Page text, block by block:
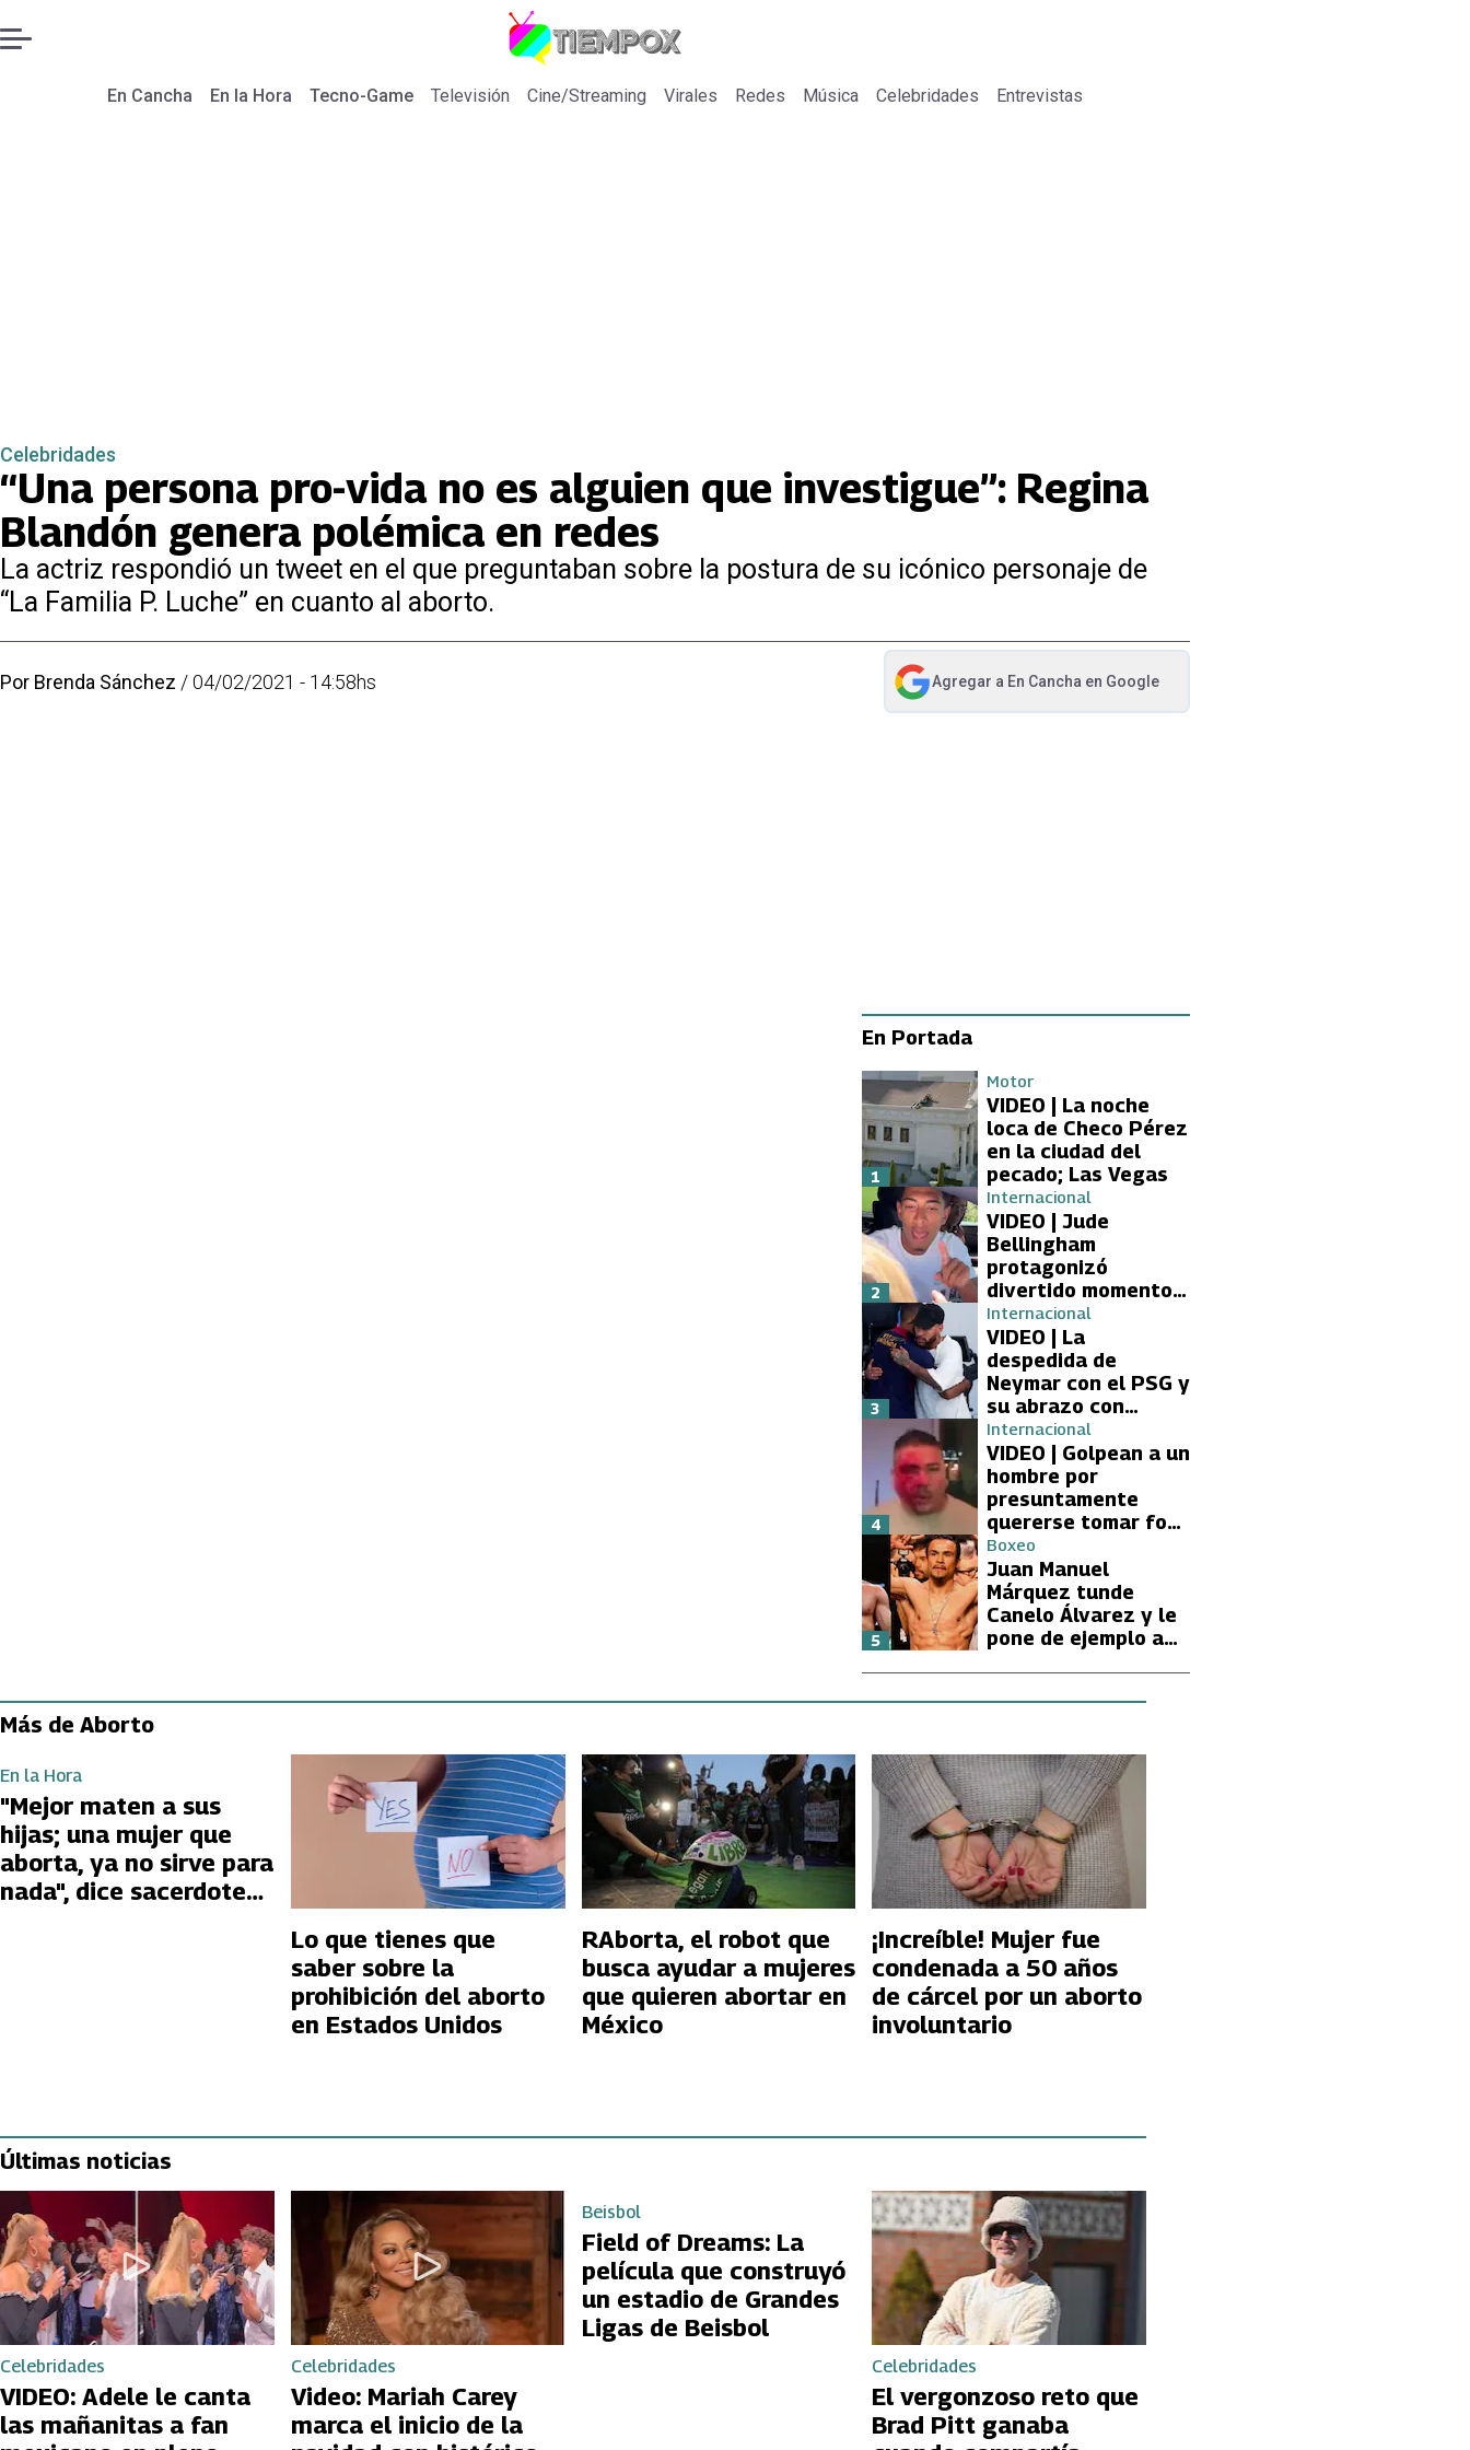
En Cancha En la Hora Tecno-Game Televisión Cine/Streaming Virales Redes Música Celebridades Entrevistas
Celebridades
“Una persona pro-vida no es alguien que investigue”: Regina
Blandón genera polémica en redes
La actriz respondió un tweet en el que preguntaban sobre la postura de su icónico personaje de
“La Familia P. Luche” en cuanto al aborto.
Por Brenda Sánchez /04/02/2021 - 14:58hs Agregar a En Cancha en Google
abre en nueva pestaña
En Portada
Motor
VIDEO | La noche
loca de Checo Pérez
en la ciudad del
pecado; Las Vegas
1
Internacional
VIDEO | Jude
Bellingham
protagonizó
divertido momento
con aficionada del
Real Madrid
2
Internacional
VIDEO | La
despedida de
Neymar con el PSG y
su abrazo con
Kylian Mbappé
3
Internacional
VIDEO | Golpean a un
hombre por
presuntamente
quererse tomar foto
con Lionel Messi
4
Boxeo
Juan Manuel
Márquez tunde
Canelo Álvarez y le
pone de ejemplo a
5
Más de Aborto
En la Hora
"Mejor maten a sus
hijas; una mujer que
aborta, ya no sirve para
nada", dice sacerdote
Lo que tienes que
saber sobre la
prohibición del aborto
en Estados Unidos
RAborta, el robot que
busca ayudar a mujeres
que quieren abortar en
México
¡Increíble! Mujer fue
condenada a 50 años
de cárcel por un aborto
involuntario
Últimas noticias
Celebridades
VIDEO: Adele le canta
las mañanitas a fan
Celebridades
Video: Mariah Carey
marca el inicio de la
Beisbol
Field of Dreams: La
película que construyó
un estadio de Grandes
Ligas de Beisbol
Celebridades
El vergonzoso reto que
Brad Pitt ganaba